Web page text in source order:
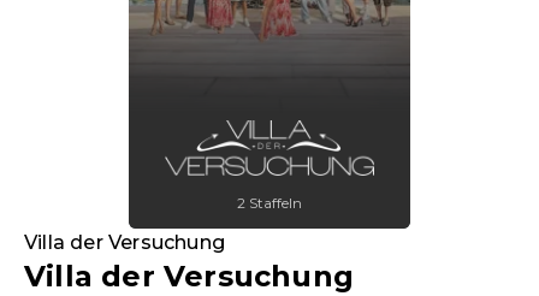
2 Staffeln
Villa der Versuchung
Villa der Versuchung